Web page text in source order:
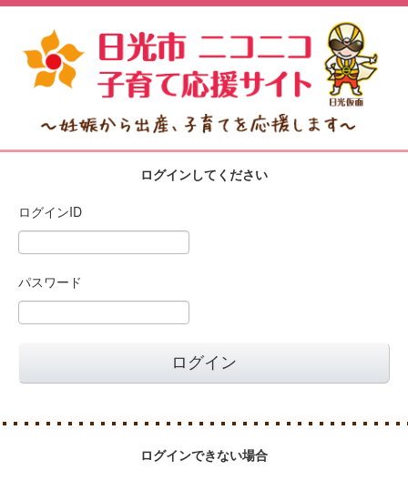
ログインしてください
ログインID
パスワード
ログインできない場合